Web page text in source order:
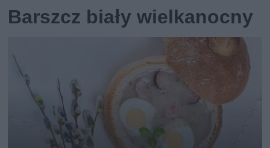
Barszcz biały wielkanocny